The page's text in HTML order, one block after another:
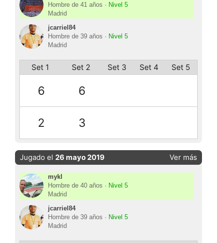
Hombre de 41 años · Nivel 5
Madrid
jcarriel84
Hombre de 39 años · Nivel 5
Madrid
Set 1 Set 2 Set 3 Set 4 Set 5
6 6
2 3
Jugado el 26 mayo 2019 Ver más
mykl
Hombre de 40 años · Nivel 5
Madrid
jcarriel84
Hombre de 39 años · Nivel 5
Madrid